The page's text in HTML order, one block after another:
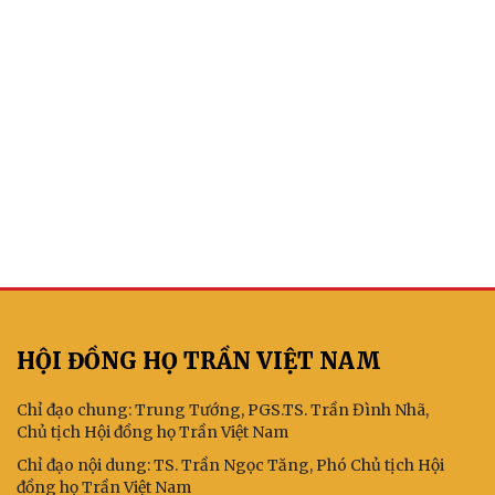
HỘI ĐỒNG HỌ TRẦN VIỆT NAM
Chỉ đạo chung: Trung Tướng, PGS.TS. Trần Đình Nhã,
Chủ tịch Hội đồng họ Trần Việt Nam
Chỉ đạo nội dung: TS. Trần Ngọc Tăng, Phó Chủ tịch Hội
đồng họ Trần Việt Nam